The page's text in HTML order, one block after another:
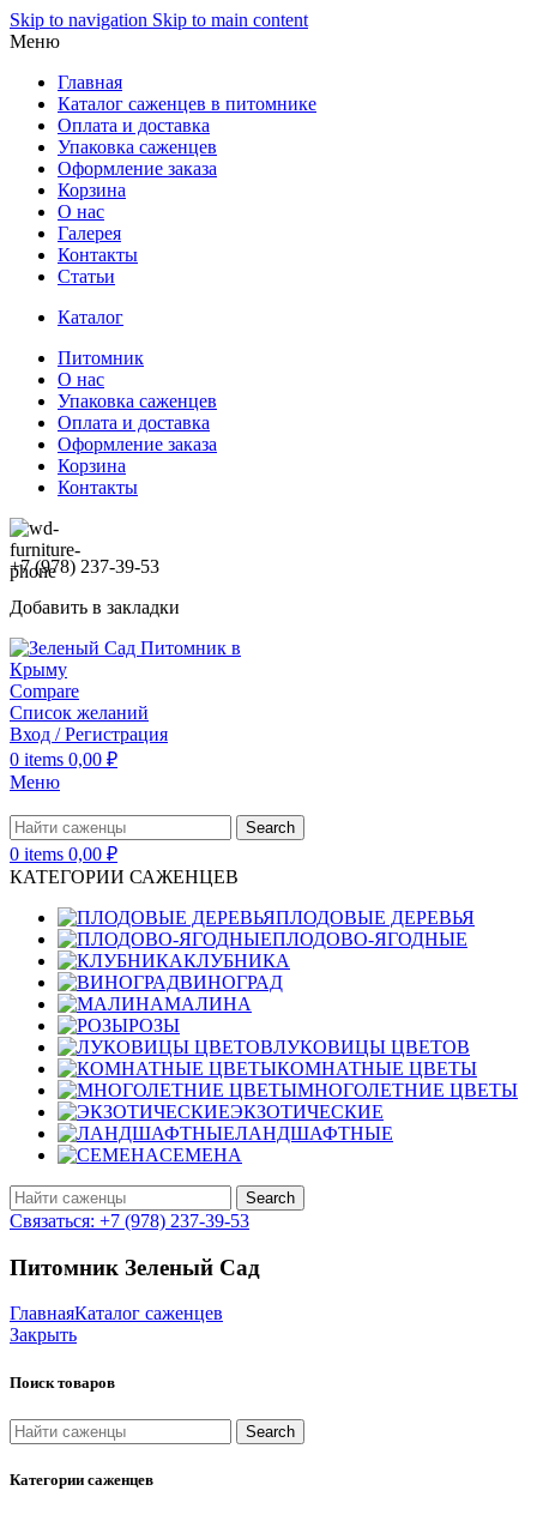
Skip to navigation Skip to main content
Меню
Главная
Каталог саженцев в питомнике
Оплата и доставка
Упаковка саженцев
Оформление заказа
Корзина
О нас
Галерея
Контакты
Статьи
Каталог
Питомник
О нас
Упаковка саженцев
Оплата и доставка
Оформление заказа
Корзина
Контакты
+7 (978) 237-39-53
Добавить в закладки
Compare
Список желаний
Вход / Регистрация
0 items 0,00 ₽
Меню
Search
0 items 0,00 ₽
КАТЕГОРИИ САЖЕНЦЕВ
ПЛОДОВЫЕ ДЕРЕВЬЯ
ПЛОДОВО-ЯГОДНЫЕ
КЛУБНИКА
ВИНОГРАД
МАЛИНА
РОЗЫ
ЛУКОВИЦЫ ЦВЕТОВ
КОМНАТНЫЕ ЦВЕТЫ
МНОГОЛЕТНИЕ ЦВЕТЫ
ЭКЗОТИЧЕСКИЕ
ЛАНДШАФТНЫЕ
СЕМЕНА
Search
Связаться: +7 (978) 237-39-53
Питомник Зеленый Сад
ГлавнаяКаталог саженцев
Закрыть
Поиск товаров
Search
Категории саженцев